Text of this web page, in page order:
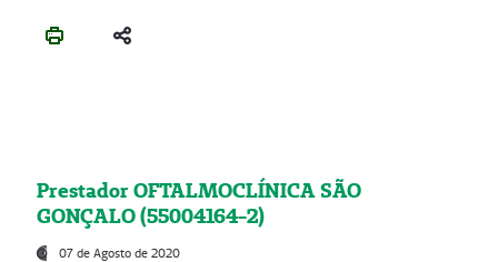
Prestador OFTALMOCLÍNICA SÃO
GONÇALO (55004164-2)
07 de Agosto de 2020